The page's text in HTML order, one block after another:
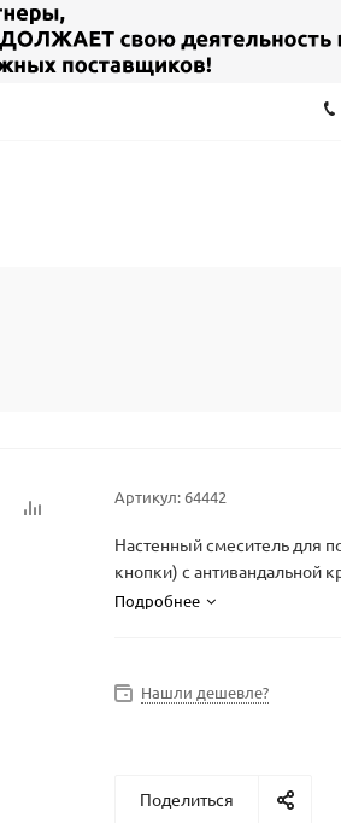
Артикул:64442
Настенный смеситель для
кнопки) с антивандальной
Подробнее
Нашли дешевле?
Поделиться